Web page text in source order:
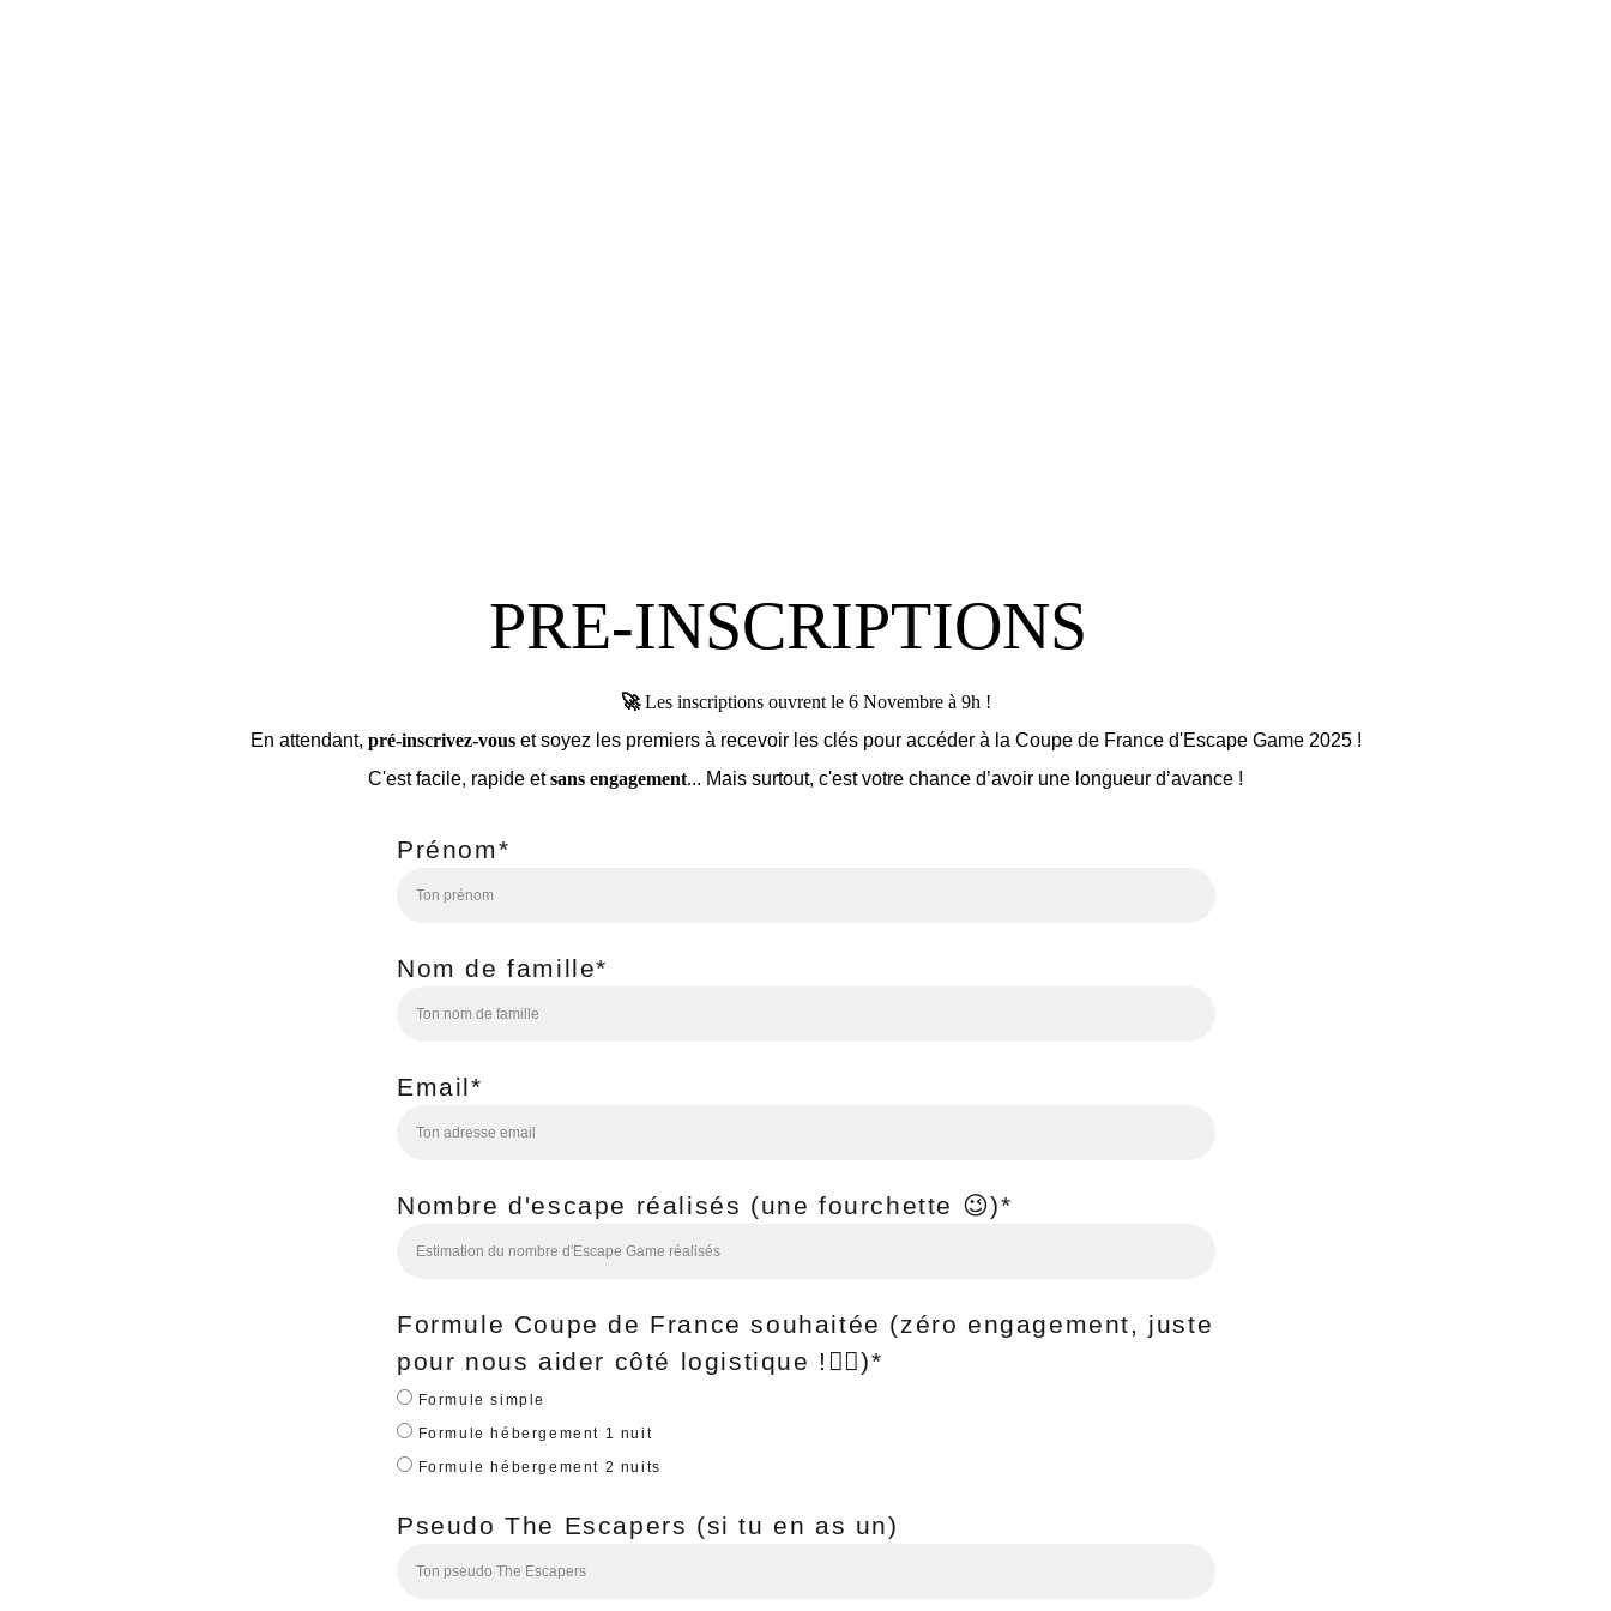
PRE-INSCRIPTIONS
🚀 Les inscriptions ouvrent le 6 Novembre à 9h !
En attendant, pré-inscrivez-vous et soyez les premiers à recevoir les clés pour accéder à la Coupe de France d'Escape Game 2025 !
C'est facile, rapide et sans engagement... Mais surtout, c'est votre chance d’avoir une longueur d’avance !
Prénom*
Nom de famille*
Email*
Nombre d'escape réalisés (une fourchette 😉)*
Formule Coupe de France souhaitée (zéro engagement, juste
pour nous aider côté logistique !👷‍♀️)*
Formule simple
Formule hébergement 1 nuit
Formule hébergement 2 nuits
Pseudo The Escapers (si tu en as un)